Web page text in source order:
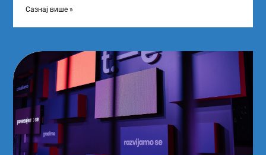
Сазнај више »